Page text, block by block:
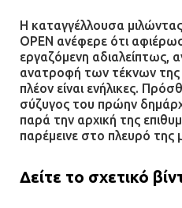
Η καταγγέλλουσα
ΟΡΕΝ ανέφερε ότι
εργαζόμενη αδιαλείπτως,
ανατροφή των τέκνων της
πλέον είναι ενήλικες.
σύζυγος του πρώην
παρά την αρχική της
παρέμεινε στο πλευρό της
Δείτε το σχετικό